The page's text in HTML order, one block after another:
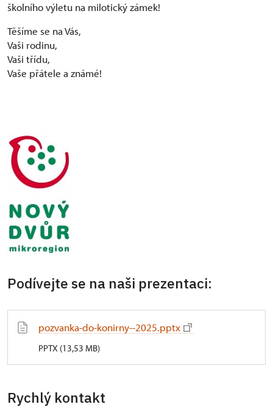
školního výletu na milotický zámek!
Těšíme se na Vás,
Vaši rodinu,
Vaši třídu,
Vaše přátele a známé!
Podívejte se na naši prezentaci:
pozvanka-do-konirny--2025.pptx
PPTX (13,53 MB)
Rychlý kontakt